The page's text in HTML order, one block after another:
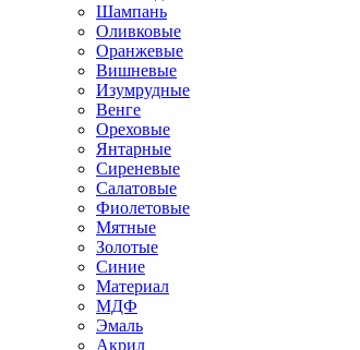
Шампань
Оливковые
Оранжевые
Вишневые
Изумрудные
Венге
Ореховые
Янтарные
Сиреневые
Салатовые
Фиолетовые
Мятные
Золотые
Синие
Материал
МДФ
Эмаль
Акрил